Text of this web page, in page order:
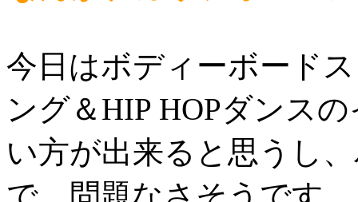
今日はボディーボード
ング＆HIP HOPダンス
い方が出来ると思うし
で、問題なさそうです。